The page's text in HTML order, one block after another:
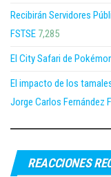
Recibirán Servidores
FSTSE 7,285
El City Safari de
El impacto de los
Jorge Carlos Fernández
REACCIONES